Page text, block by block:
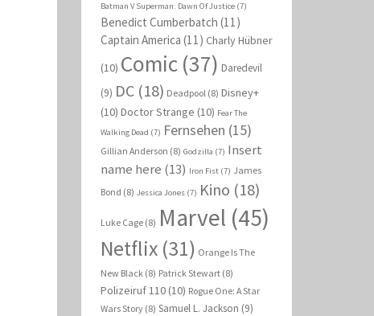
Batman V Superman: Dawn Of Justice(7)
Benedict Cumberbatch (11)
Captain America (11) Charly Hübner
(10) Comic(37) Daredevil
(9) DC(18) Deadpool(8) Disney+
(10) Doctor Strange (10) Fear The
Walking Dead (7) Fernsehen (15)
Gillian Anderson (8) Godzilla (7) Insert
name here (13) Iron Fist(7) James
Bond (8) Jessica Jones(7) Kino (18)
Luke Cage(8) Marvel (45)
Netflix(31) Orange Is The
New Black(8) Patrick Stewart(8)
Polizeiruf 110(10) Rogue One: A Star
Wars Story(8) Samuel L. Jackson (9)